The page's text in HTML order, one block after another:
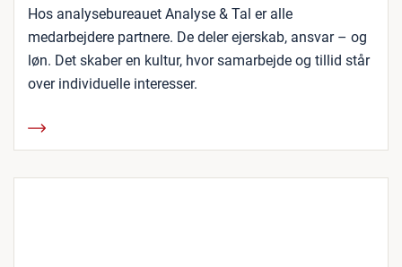
Hos analysebureauet Analyse & Tal er alle
medarbejdere partnere. De deler ejerskab, ansvar – og
løn. Det skaber en kultur, hvor samarbejde og tillid står
over individuelle interesser.